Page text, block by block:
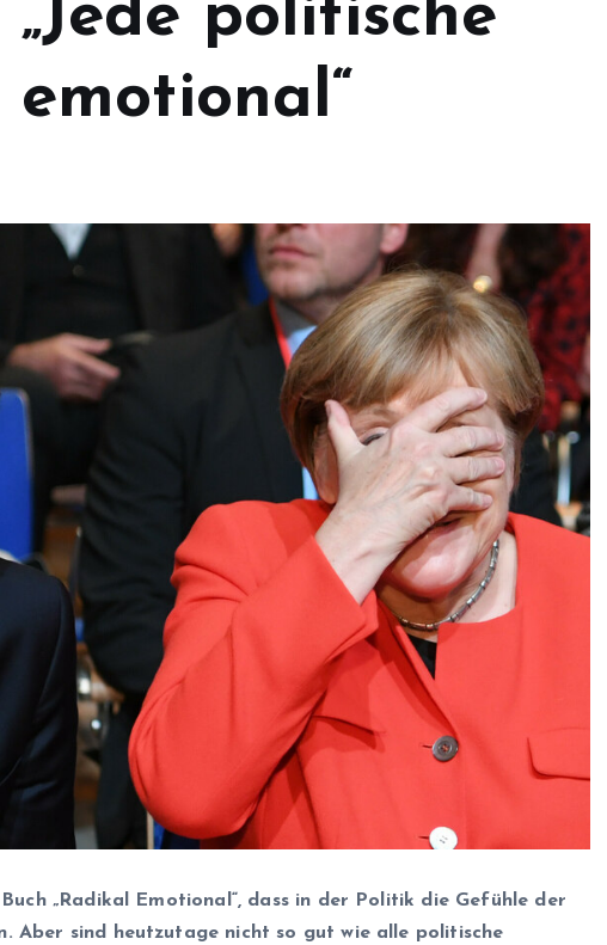
politische
„Radikal Emotional“, dass in der Politik die Gefühle der
Aber sind heutzutage nicht so gut wie alle politische